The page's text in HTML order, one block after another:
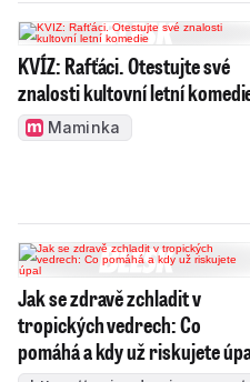
KVÍZ: Rafťáci. Otestujte své
znalosti kultovní letní
Maminka
Jak se zdravě zchladit v
tropických vedrech: Co
pomáhá a kdy už riskujete